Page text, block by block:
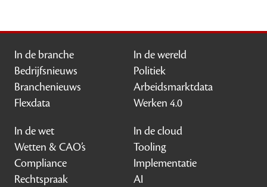
In de branche
Bedrijfsnieuws
Branchenieuws
Flexdata
In de wereld
Politiek
Arbeidsmarktdata
Werken 4.0
In de wet
Wetten & CAO’s
Compliance
Rechtspraak
In de cloud
Tooling
Implementatie
AI